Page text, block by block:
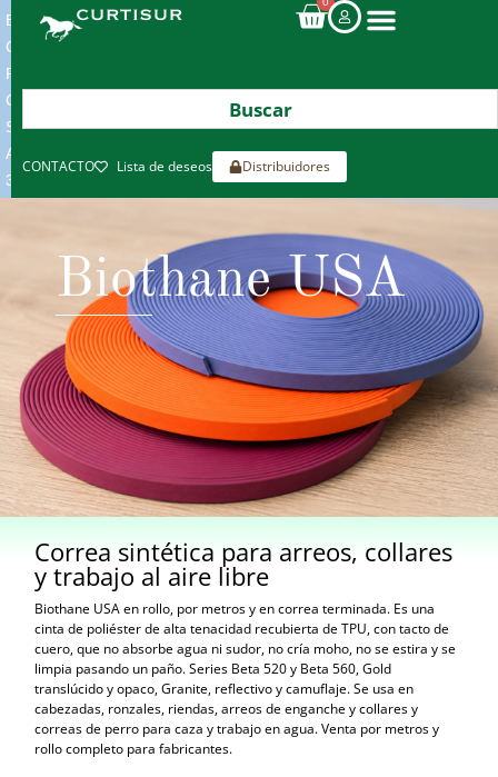
ENVIOS
GRATIS
POR
COMPRAS
SUPERIORES
A
300€*
CONTACTO Lista de deseos Distribuidores
Biothane USA
Correa sintética para arreos, collares
y trabajo al aire libre
Biothane USA en rollo, por metros y en correa terminada. Es una
cinta de poliéster de alta tenacidad recubierta de TPU, con tacto de
cuero, que no absorbe agua ni sudor, no cría moho, no se estira y se
limpia pasando un paño. Series Beta 520 y Beta 560, Gold
translúcido y opaco, Granite, reflectivo y camuflaje. Se usa en
cabezadas, ronzales, riendas, arreos de enganche y collares y
correas de perro para caza y trabajo en agua. Venta por metros y
rollo completo para fabricantes.